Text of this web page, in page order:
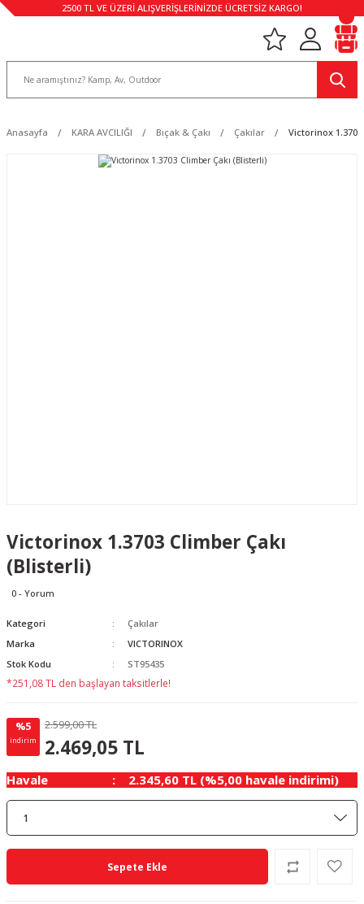
2500 TL VE ÜZERİ ALIŞVERİŞLERİNİZDE ÜCRETSİZ KARGO!
Anasayfa KARA AVCILIĞI Bıçak & Çakı Çakılar Victorinox
Victorinox 1.3703 Climber Çakı
(Blisterli)
0 - Yorum
Kategori
Çakılar
Marka
VICTORINOX
Stok Kodu
ST95435
*251,08 TL den başlayan taksitlerle!
%5
indirim
2.599,00 TL
2.469,05 TL
Havale 2.345,60 TL (%5,00 havale indirimi)
Sepete Ekle